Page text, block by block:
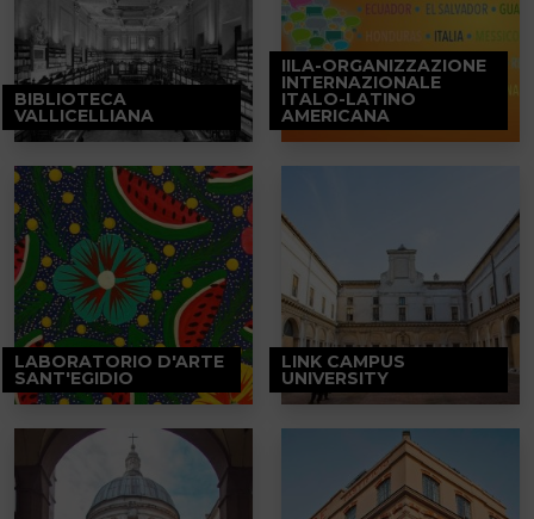
BIBLIOTECA
VALLICELLIANA
IILA-ORGANIZZAZIONE
INTERNAZIONALE
ITALO-LATINO
AMERICANA
LABORATORIO D'ARTE
SANT'EGIDIO
LINK CAMPUS
UNIVERSITY